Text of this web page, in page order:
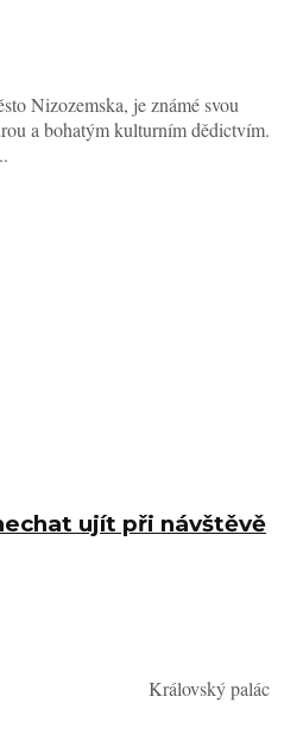
Nizozemska, je známé svou
a bohatým kulturním dědictvím.
ujít při návštěvě
Královský palác